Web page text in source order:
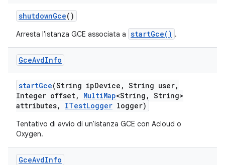
shutdownGce()
Arresta l'istanza GCE associata a startGce() .
GceAvdInfo
startGce(String ipDevice , String user,
Integer offset, MultiMap<String , String>
attributes, ITestLogger logger)
Tentativo di avvio di un'istanza GCE con Acloud o
Oxygen.
GceAvdInfo